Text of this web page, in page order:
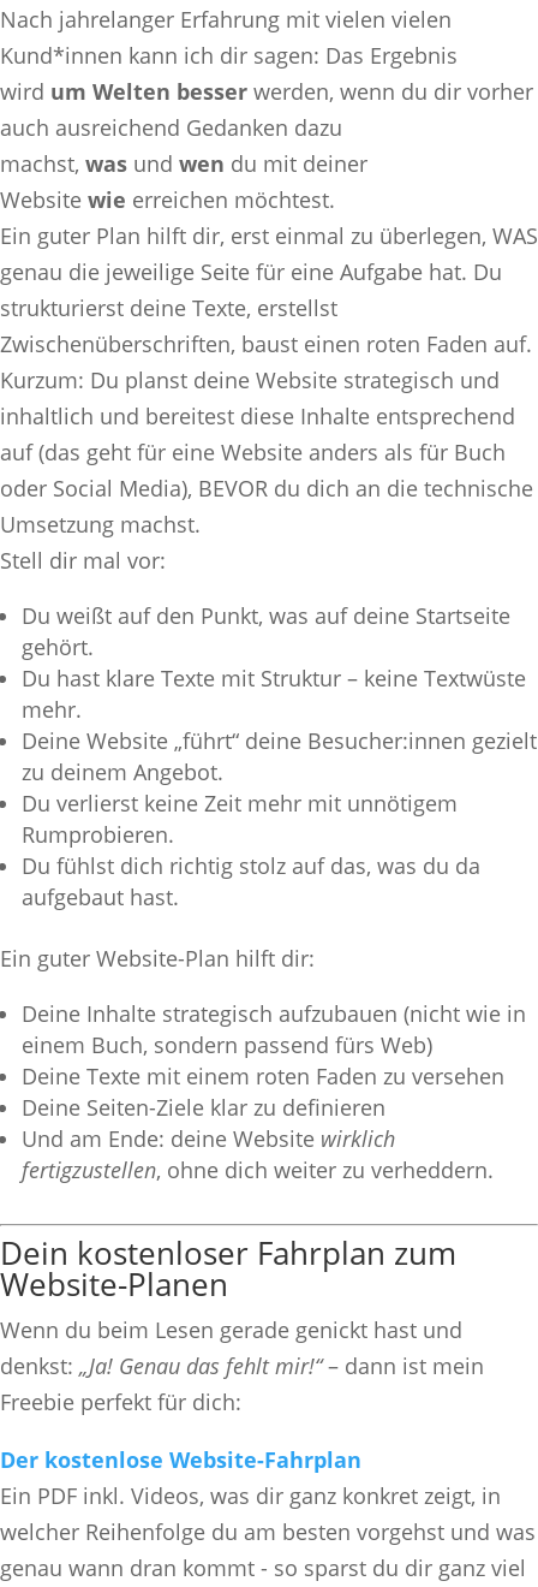
Nach jahrelanger Erfahrung mit vielen vielen
Kund*innen kann ich dir sagen: Das Ergebnis
wird um Welten besser werden, wenn du dir vorher
auch ausreichend Gedanken dazu
machst, was und wen du mit deiner
Website wie erreichen möchtest.
Ein guter Plan hilft dir, erst einmal zu überlegen, WAS
genau die jeweilige Seite für eine Aufgabe hat. Du
strukturierst deine Texte, erstellst
Zwischenüberschriften, baust einen roten Faden auf.
Kurzum: Du planst deine Website strategisch und
inhaltlich und bereitest diese Inhalte entsprechend
auf (das geht für eine Website anders als für Buch
oder Social Media), BEVOR du dich an die technische
Umsetzung machst.
Stell dir mal vor:
Du weißt auf den Punkt, was auf deine Startseite
gehört.
Du hast klare Texte mit Struktur – keine Textwüste
mehr.
Deine Website „führt“ deine Besucher:innen gezielt
zu deinem Angebot.
Du verlierst keine Zeit mehr mit unnötigem
Rumprobieren.
Du fühlst dich richtig stolz auf das, was du da
aufgebaut hast.
Ein guter Website-Plan hilft dir:
Deine Inhalte strategisch aufzubauen (nicht wie in
einem Buch, sondern passend fürs Web)
Deine Texte mit einem roten Faden zu versehen
Deine Seiten-Ziele klar zu definieren
Und am Ende: deine Website wirklich
fertigzustellen, ohne dich weiter zu verheddern.
Dein kostenloser Fahrplan zum
Website-Planen
Wenn du beim Lesen gerade genickt hast und
denkst: „Ja! Genau das fehlt mir!“– dann ist mein
Freebie perfekt für dich:
Der kostenlose Website-Fahrplan
Ein PDF inkl. Videos, was dir ganz konkret zeigt, in
welcher Reihenfolge du am besten vorgehst und was
genau wann dran kommt - so sparst du dir ganz viel